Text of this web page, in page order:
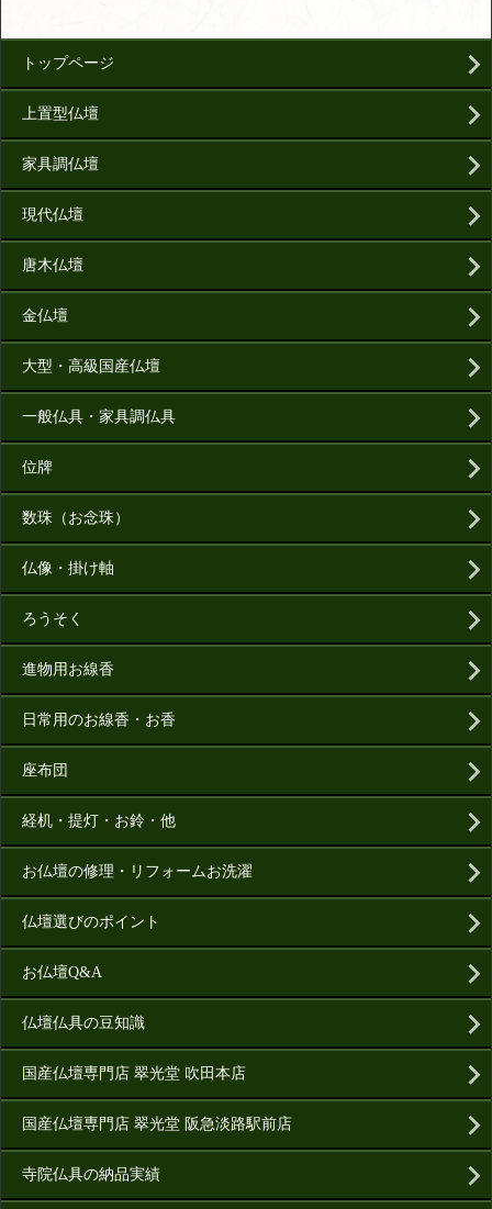
トップページ
上置型仏壇
家具調仏壇
現代仏壇
唐木仏壇
金仏壇
大型・高級国産仏壇
一般仏具・家具調仏具
位牌
数珠（お念珠）
仏像・掛け軸
ろうそく
進物用お線香
日常用のお線香・お香
座布団
経机・提灯・お鈴・他
お仏壇の修理・リフォームお洗濯
仏壇選びのポイント
お仏壇Q&A
仏壇仏具の豆知識
国産仏壇専門店 翠光堂 吹田本店
国産仏壇専門店 翠光堂 阪急淡路駅前店
寺院仏具の納品実績